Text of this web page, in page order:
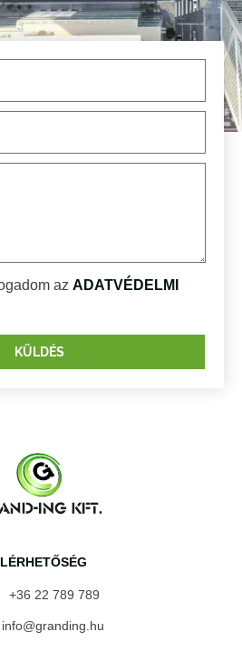
az ADATVÉDELMI
KÜLDÉS
+36 22 789 789
info@granding.hu